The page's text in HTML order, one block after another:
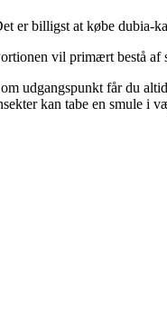
er billigst at købe dubia-
vil primært bestå af
udgangspunkt får du
kan tabe en smule i